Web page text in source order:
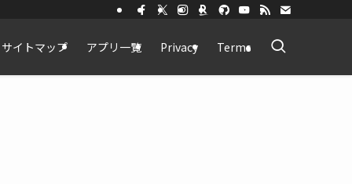
サイトマップ アプリ一覧 Privacy Terms